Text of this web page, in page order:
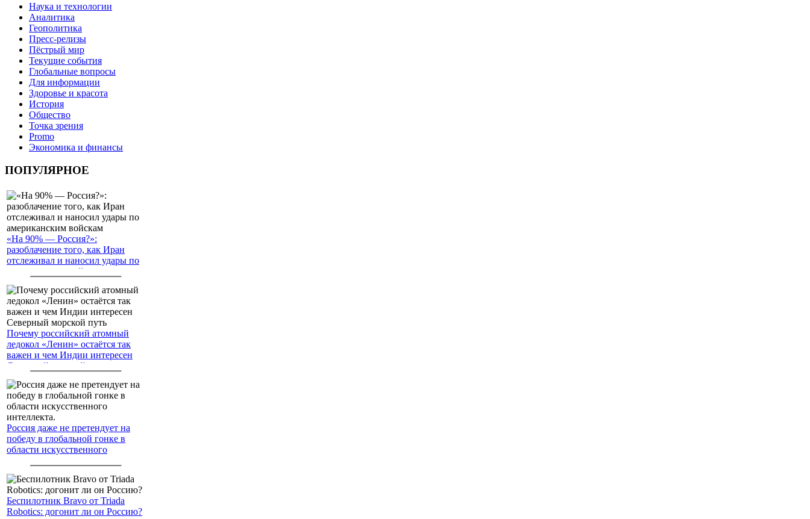
Наука и технологии
Аналитика
Геополитика
Пресс-релизы
Пёстрый мир
Текущие события
Глобальные вопросы
Для информации
Здоровье и красота
История
Общество
Точка зрения
Promo
Экономика и финансы
ПОПУЛЯРНОЕ
«На 90% — Россия?»:
разоблачение того, как Иран
отслеживал и наносил удары по
американским войскам
Почему российский атомный
ледокол «Ленин» остаётся так
важен и чем Индии интересен
Северный морской путь
Россия даже не претендует на
победу в глобальной гонке в
области искусственного
Беспилотник Bravo от Triada
Robotics: догонит ли он Россию?